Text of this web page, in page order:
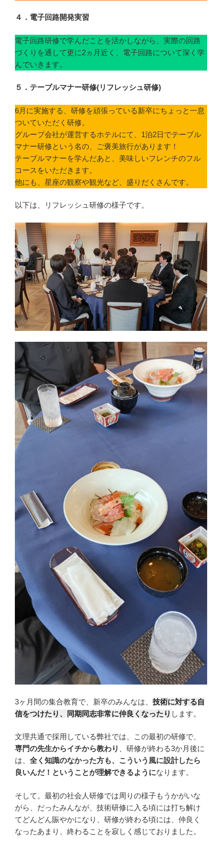
４． 電子回路開発実習
電子回路研修で学んだことを活かしながら、実際の回路
づくりを通して更に2ヵ月近く、電子回路について深く学
んでいきます。
５．テーブルマナー研修(リフレッシュ研修)
6月に実施する、研修を頑張っている新卒にちょっと一息
ついていただく研修。
グループ会社が運営するホテルにて、1泊2日でテーブル
マナー研修という名の、ご褒美旅行があります！
テーブルマナーを学んだあと、美味しいフレンチのフル
コースをいただきます。
他にも、星座の観察や観光など、盛りだくさんです。
以下は、リフレッシュ研修の様子です。
3ヶ月間の集合教育で、新卒のみんなは、 技術に対する自
信をつけたり、同期同志非常に仲良くなったり します。
文理共通で採用している弊社では、この最初の研修で、
専門の先生からイチから教わり
、研修が終わる3か月後に
は、 全く知識のなかった方も、こういう風に設計したら
良いんだ！ということが理解できるようになります。
そして。最初の社会人研修では周りの様子もうかがいな
がら、だったみんなが、技術研修に入る頃には打ち解け
てどんどん賑やかになり、研修が終わる頃には、仲良く
なったあまり、終わることを寂しく感じておりました。